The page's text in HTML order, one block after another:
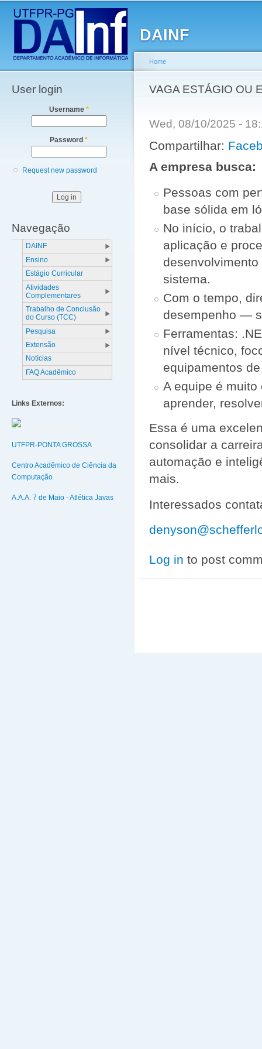
DAINF
Main menu
User login
Username *
Password *
Request new password
Navegação
DAINF
Ensino
Estágio Curricular
Atividades
Complementares
Trabalho de Conclusão
do Curso (TCC)
Pesquisa
Extensão
Notícias
FAQ Acadêmico
Links Externos:
UTFPR-PONTA GROSSA
Centro Acadêmico de Ciência da
Computação
A.A.A. 7 de Maio - Atlética Javas
You are here
Home
VAGA ESTÁGIO OU
Wed, 08/10/2025 -
Compartilhar:
A empresa busca:
Pessoas com
base sólida em
No início, o
aplicação e
sistema.
Com o tempo,
desempenho —
Ferramentas:
nível técnico,
equipamentos
A equipe é
aprender,
Essa é uma
consolidar a
automação e
mais.
Interessados
Log in to post